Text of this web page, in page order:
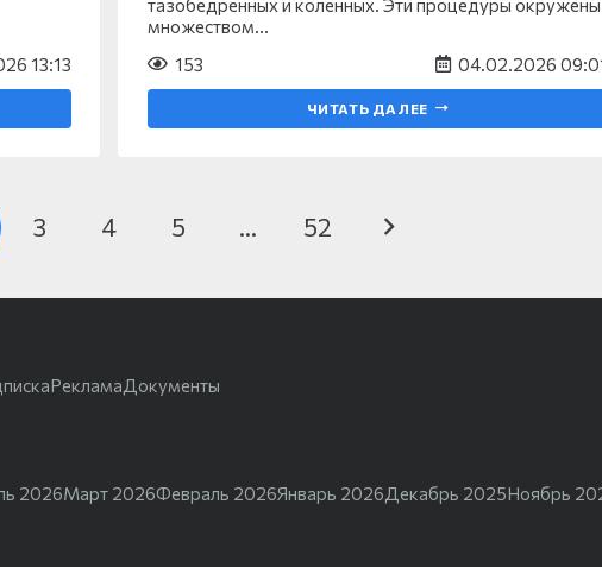
13:13
множеством…
153
04.02.2026
ЧИТАТЬ ДАЛЕЕ
3 4 5 … 52
Реклама Документы
2026Март 2026Февраль 2026Январь 2026 Декабрь 2025Ноябрь